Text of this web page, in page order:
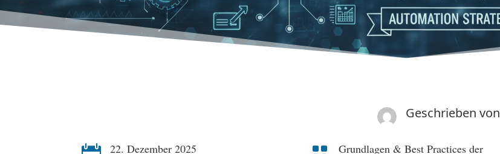
Geschrieben von
22. Dezember 2025 Grundlagen & Best Practices der